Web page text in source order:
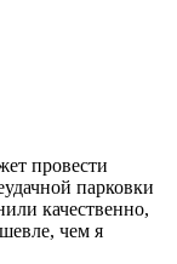
провести
парковки
качественно,
чем я